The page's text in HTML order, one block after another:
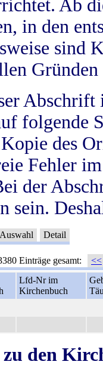
Ab
in den
sind
Abschrift
folgende
des
Fehler
der
sein.
Auswahl Detail
Einträge gesamt: <<
Lfd-Nr im
Kirchenbuch
den